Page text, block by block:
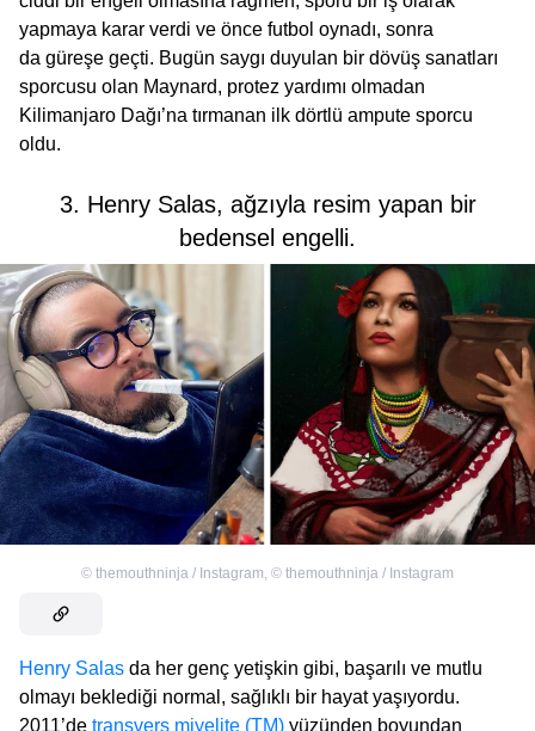
yapmaya karar verdi ve önce futbol oynadı, sonra
da güreşe geçti. Bugün saygı duyulan bir dövüş sanatları
sporcusu olan Maynard, protez yardımı olmadan
Kilimanjaro Dağı’na tırmanan ilk dörtlü ampute sporcu
oldu.
3. Henry Salas, ağzıyla resim yapan bir
bedensel engelli.
© themouthninja / Instagram, © themouthninja / Instagram
Henry Salas da her genç yetişkin gibi, başarılı ve mutlu
olmayı beklediği normal, sağlıklı bir hayat yaşıyordu.
2011’de transvers miyelite (TM) yüzünden boyundan